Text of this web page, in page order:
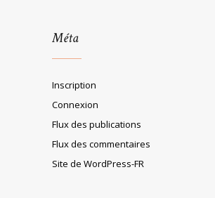
Méta
Inscription
Connexion
Flux des publications
Flux des commentaires
Site de WordPress-FR